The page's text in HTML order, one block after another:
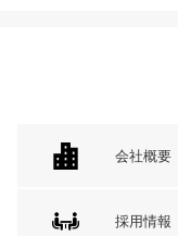
会社概要
採用情報